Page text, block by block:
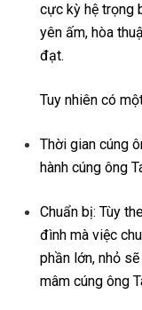
cực kỳ hệ trọng
yên ấm, hòa
đạt.
Tuy nhiên có
Thời gian cúng
hành cúng ông
Chuẩn bị: Tùy
đình mà việc
phần lớn, nhỏ
mâm cúng ông